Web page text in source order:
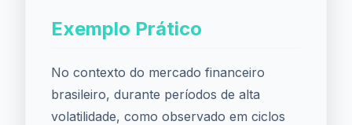
Exemplo Prático
No contexto do mercado financeiro
brasileiro, durante períodos de alta
volatilidade, como observado em ciclos